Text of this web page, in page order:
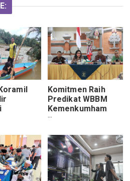
Banjir
Komitmen Raih
Predikat WBBM
Kemenkumham
Bali Gelar Rapat